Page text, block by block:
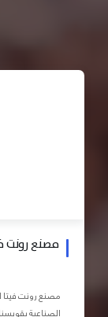
مصنع رونت
مصنع رونت فيتا